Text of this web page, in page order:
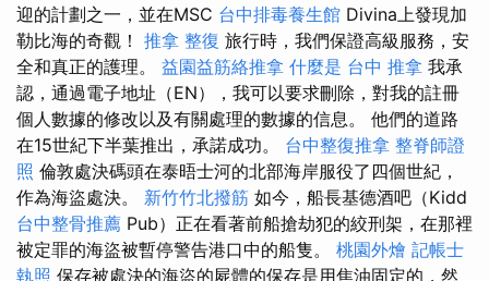
迎的計劃之一，並在MSC 台中排毒養生館 Divina上發現加
勒比海的奇觀！ 推拿 整復 旅行時，我們保證高級服務，安
全和真正的護理。 益園益筋絡推拿 什麼是 台中 推拿 我承
認，通過電子地址（EN），我可以要求刪除，對我的註冊
個人數據的修改以及有關處理的數據的信息。 他們的道路
在15世紀下半葉推出，承諾成功。 台中整復推拿 整脊師證
照 倫敦處決碼頭在泰晤士河的北部海岸服役了四個世紀，
作為海盜處決。 新竹竹北撥筋 如今，船長基德酒吧（Kidd
台中整骨推薦 Pub）正在看著前船搶劫犯的絞刑架，在那裡
被定罪的海盜被暫停警告港口中的船隻。 桃園外燴 記帳士
執照 保存被處決的海盜的屍體的保存是用焦油固定的，然